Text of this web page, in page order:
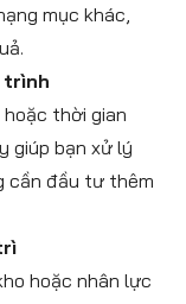
mục khác,
trình
thời gian
giúp bạn xử lý
cần đầu tư thêm
hoặc nhân lực